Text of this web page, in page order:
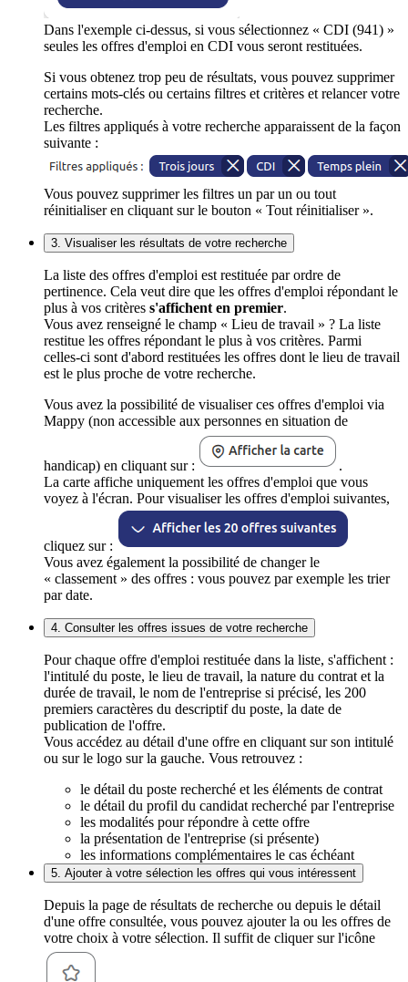
Dans l'exemple ci-dessus, si vous sélectionnez « CDI (941) »
seules les offres d'emploi en CDI vous seront restituées.
Si vous obtenez trop peu de résultats, vous pouvez supprimer
certains mots-clés ou certains filtres et critères et relancer votre
recherche.
Les filtres appliqués à votre recherche apparaissent de la façon
suivante :
Vous pouvez supprimer les filtres un par un ou tout
réinitialiser en cliquant sur le bouton « Tout réinitialiser ».
3. Visualiser les résultats de votre recherche
La liste des offres d'emploi est restituée par ordre de
pertinence. Cela veut dire que les offres d'emploi répondant le
plus à vos critères s'affichent en premier.
Vous avez renseigné le champ « Lieu de travail » ? La liste
restitue les offres répondant le plus à vos critères. Parmi
celles-ci sont d'abord restituées les offres dont le lieu de travail
est le plus proche de votre recherche.
Vous avez la possibilité de visualiser ces offres d'emploi via
Mappy (non accessible aux personnes en situation de
handicap) en cliquant sur :
.
La carte affiche uniquement les offres d'emploi que vous
voyez à l'écran. Pour visualiser les offres d'emploi suivantes,
cliquez sur :
Vous avez également la possibilité de changer le
« classement » des offres : vous pouvez par exemple les trier
par date.
4. Consulter les offres issues de votre recherche
Pour chaque offre d'emploi restituée dans la liste, s'affichent :
l'intitulé du poste, le lieu de travail, la nature du contrat et la
durée de travail, le nom de l'entreprise si précisé, les 200
premiers caractères du descriptif du poste, la date de
publication de l'offre.
Vous accédez au détail d'une offre en cliquant sur son intitulé
ou sur le logo sur la gauche. Vous retrouvez :
le détail du poste recherché et les éléments de contrat
le détail du profil du candidat recherché par l'entreprise
les modalités pour répondre à cette offre
la présentation de l'entreprise (si présente)
les informations complémentaires le cas échéant
5. Ajouter à votre sélection les offres qui vous intéressent
Depuis la page de résultats de recherche ou depuis le détail
d'une offre consultée, vous pouvez ajouter la ou les offres de
votre choix à votre sélection. Il suffit de cliquer sur l'icône